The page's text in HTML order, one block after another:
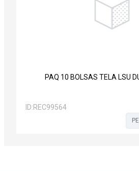
PAQ 10 BOLSAS TELA LSU
ID:REC99564